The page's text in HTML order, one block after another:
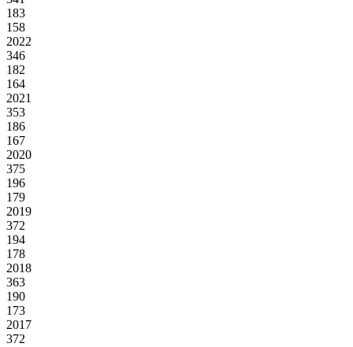
183
158
2022
346
182
164
2021
353
186
167
2020
375
196
179
2019
372
194
178
2018
363
190
173
2017
372